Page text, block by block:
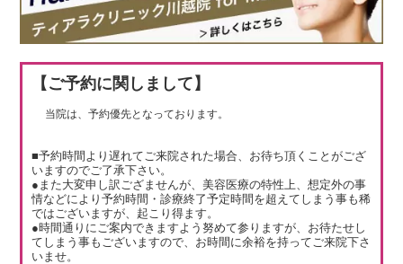
【ご予約に関しまして】
当院は、予約優先となっております。
■予約時間より遅れてご来院された場合、お待ち頂くことがござ
いますのでご了承下さい。
●また大変申し訳ござませんが、美容医療の特性上、想定外の事
情などにより予約時間・診療終了予定時間を超えてしまう事も稀
ではございますが、起こり得ます。
●時間通りにご案内できますよう努めて参りますが、お待たせし
てしまう事もございますので、お時間に余裕を持ってご来院下さ
いませ。